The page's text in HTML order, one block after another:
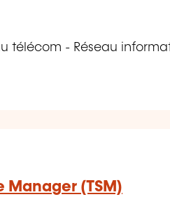
télécom - Réseau
Manager (TSM)